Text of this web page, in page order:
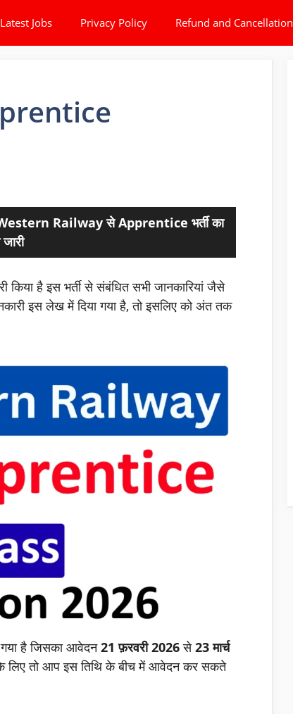
Latest Jobs Privacy Policy Refund and Cancellation
Railway से Apprentice भर्ती का
किया है इस भर्ती से संबंधित सभी जानकारियां जैसे
इस लेख में दिया गया है, तो इसलिए को अंत तक
गया है जिसका आवेदन21 फ़रवरी 2026से23 मार्च
तो आप इस तिथि के बीच में आवेदन कर सकते